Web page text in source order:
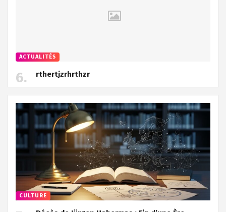
ACTUALITÉS
rthertjzrhrthzr
CULTURE